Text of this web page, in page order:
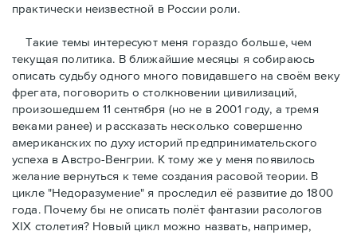
практически неизвестной в России роли.
Такие темы интересуют меня гораздо больше, чем
текущая политика. В ближайшие месяцы я собираюсь
описать судьбу одного много повидавшего на своём веку
фрегата, поговорить о столкновении цивилизаций,
произошедшем 11 сентября (но не в 2001 годy, а тремя
веками ранее) и рассказать несколькo совершенно
американских по духу историй предпринимательского
успеха в Австро-Венгрии. К тому же у меня появилось
желание вернуться к теме создания расовой теории. В
цикле "Недоразумение" я проследил её развитие до 1800
года. Почему бы не описать полёт фантазии расологов
XIX столетия? Новый цикл можно назвать, например,